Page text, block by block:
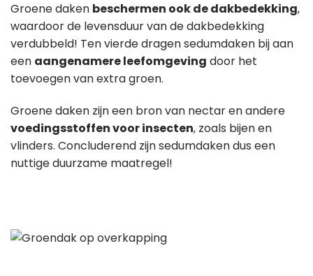
Groene daken beschermen ook de dakbedekking,
waardoor de levensduur van de dakbedekking
verdubbeld! Ten vierde dragen sedumdaken bij aan
een aangenamere leefomgeving door het
toevoegen van extra groen.
Groene daken zijn een bron van nectar en andere
voedingsstoffen voor insecten, zoals bijen en
vlinders. Concluderend zijn sedumdaken dus een
nuttige duurzame maatregel!